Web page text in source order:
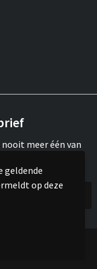
meer één van
geldende
op deze